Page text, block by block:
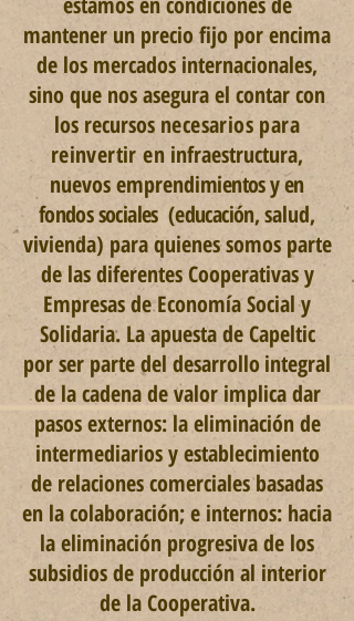
mantener un precio fijo por encima
de los mercados internacionales,
sino que nos asegura el contar con
los recursos necesarios para
reinvertir en infraestructura,
nuevos emprendimientos y en
fondos sociales (educación,salud,
vivienda) para quienes somos parte
de las diferentes Cooperativas y
Empresas de Economía Social y
Solidaria. La apuesta de Capeltic
por ser parte del desarrollointegral
de la cadena de valor implica dar
pasos externos: la eliminación de
intermediarios y establecimiento
de relaciones comerciales basadas
en la colaboración; e internos: hacia
la eliminación progresiva de los
subsidios de producción al interior
de la Cooperativa.